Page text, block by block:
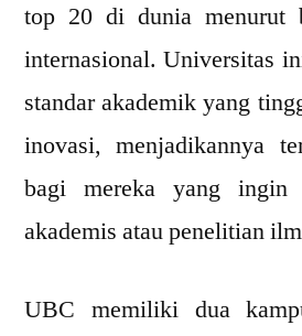
top 20 di dunia menurut
internasional. Universitas
standar akademik yang
inovasi, menjadikannya
bagi mereka yang ingin
akademis atau penelitian
UBC memiliki dua